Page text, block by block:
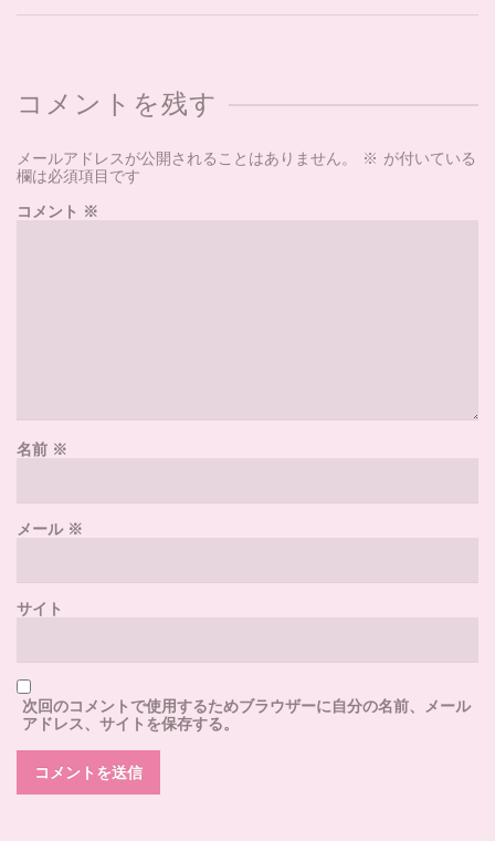
コメントを残す
メールアドレスが公開されることはありません。 ※ が付いている
欄は必須項目です
コメント ※
名前 ※
メール※
サイト
次回のコメントで使用するためブラウザーに自分の名前、メール
アドレス、サイトを保存する。